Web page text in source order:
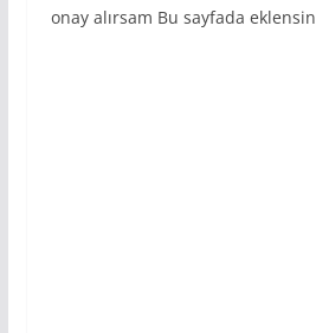
onay alırsam Bu sayfada